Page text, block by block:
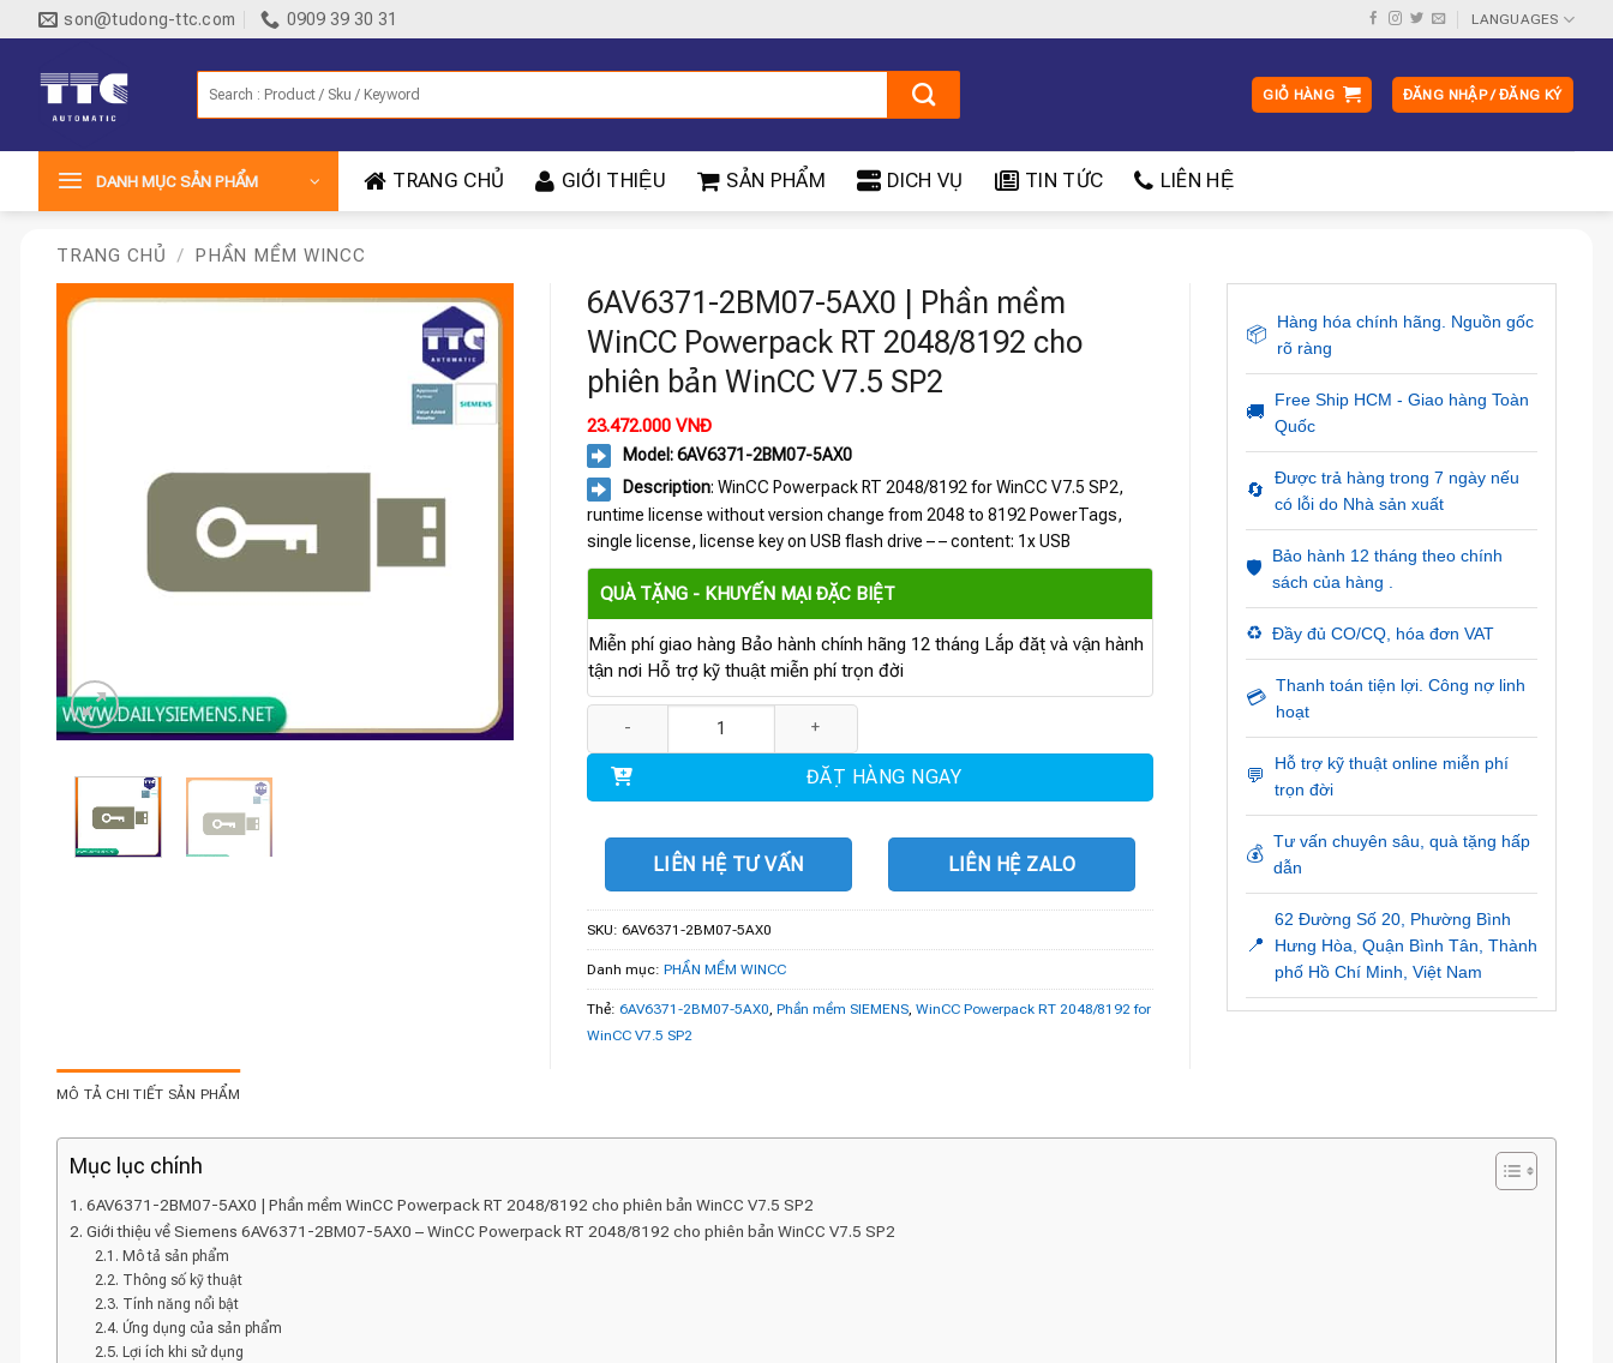
qua
son@tudong-ttc.com 0909 39 30 31 LANGUAGES
GIỎ HÀNG ĐĂNG NHẬP / ĐĂNG KÝ
DANH MỤC SẢN PHẨM TRANG CHỦ GIỚI THIỆU SẢN PHẨM DICH VỤ TIN TỨC LIÊN HỆ
TRANG CHỦ / PHẦN MỀM WINCC
6AV6371-2BM07-5AX0 | Phần mềm
WinCC Powerpack RT 2048/8192 cho
phiên bản WinCC V7.5 SP2
23.472.000 VNĐ
Model: 6AV6371-2BM07-5AX0
Description: WinCC Powerpack RT 2048/8192 for WinCC V7.5 SP2,
runtime license without version change from 2048 to 8192 PowerTags,
single license, license key on USB flash drive – – content: 1x USB
QUÀ TẶNG - KHUYẾN MẠI ĐẶC BIỆT
Miễn phí giao hàng Bảo hành chính hãng 12 tháng Lắp đặt và vận hành
tận nơi Hỗ trợ kỹ thuật miễn phí trọn đời
6AV6371-2BM07-5AX0 | Phần mềm WinCC Powerpack RT 2048/8192 cho phiên bản WinCC V7.5 SP2 số lượng
ĐẶT HÀNG NGAY
LIÊN HỆ TƯ VẤN LIÊN HỆ ZALO
SKU: 6AV6371-2BM07-5AX0
Danh mục: PHẦN MỀM WINCC
Thẻ: 6AV6371-2BM07-5AX0 Phần mềm SIEMENS, WinCC Powerpack RT 2048/8192 for
WinCC V7.5 SP2
📦
Hàng hóa chính hãng. Nguồn gốc
rõ ràng
🚚
Free Ship HCM - Giao hàng Toàn
Quốc
🔄
Được trả hàng trong 7 ngày nếu
có lỗi do Nhà sản xuất
🛡️
Bảo hành 12 tháng theo chính
sách của hàng .
♻️ Đầy đủ CO/CQ, hóa đơn VAT
💳
Thanh toán tiện lợi. Công nợ linh
hoạt
💬
Hỗ trợ kỹ thuật online miễn phí
trọn đời
💰
Tư vấn chuyên sâu, quà tặng hấp
dẫn
📍
62 Đường Số 20, Phường Bình
Hưng Hòa, Quận Bình Tân, Thành
phố Hồ Chí Minh, Việt Nam
MÔ TẢ CHI TIẾT SẢN PHẨM
Mục lục chính
6AV6371-2BM07-5AX0 | Phần mềm WinCC Powerpack RT 2048/8192 cho phiên bản WinCC V7.5 SP2
Giới thiệu về Siemens 6AV6371-2BM07-5AX0 – WinCC Powerpack RT 2048/8192 cho phiên bản WinCC V7.5 SP2
Mô tả sản phẩm
Thông số kỹ thuật
Tính năng nổi bật
Ứng dụng của sản phẩm
Lợi ích khi sử dụng